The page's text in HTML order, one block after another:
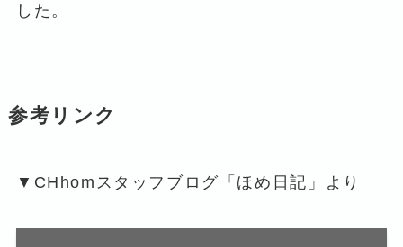
した。
参考リンク
▼CHhomスタッフブログ「ほめ日記」より